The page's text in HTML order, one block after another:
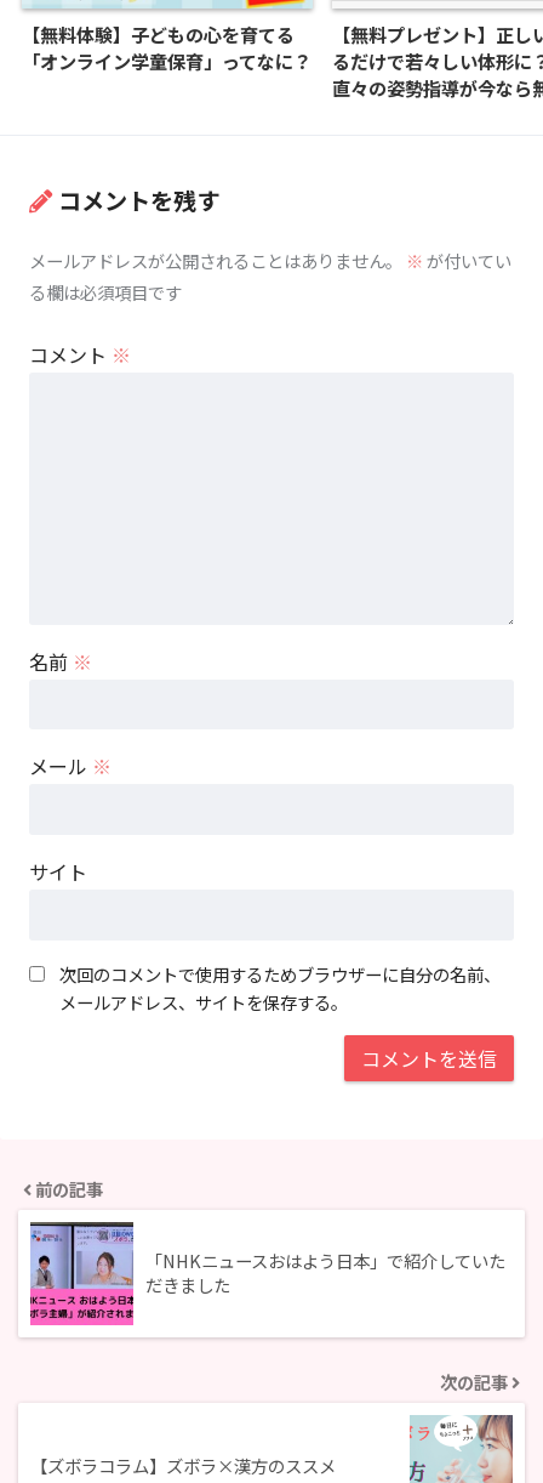
【無料体験】子どもの心を育てる
「オンライン学童保育」ってなに？
【無料プレゼント】正し
るだけで若々しい体形
直々の姿勢指導が今なら
コメントを残す
メールアドレスが公開されることはありません。 ※が付いてい
る欄は必須項目です
コメント ※
名前 ※
メール ※
サイト
次回のコメントで使用するためブラウザーに自分の名前、
メールアドレス、サイトを保存する。
前の記事
「NHKニュースおはよう日本」で紹介していた
だきました
次の記事
【ズボラコラム】ズボラ×漢方のススメ